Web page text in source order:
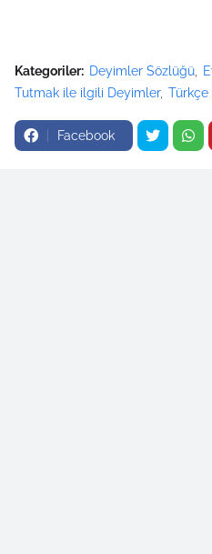
Kategoriler: Deyimler Sözlüğü
Tutmak ile ilgili Deyimler Türkçe
Facebook